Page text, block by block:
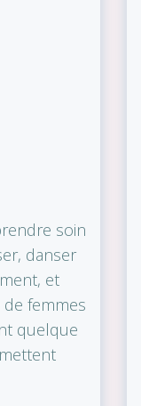
soin
danser
et
femmes
quelque